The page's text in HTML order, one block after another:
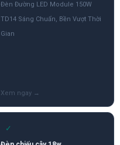
Đèn Đường LED Module 150W
TD14 Sáng Chuẩn, Bền Vượt Thời
Gian
✓